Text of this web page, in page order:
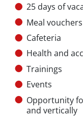
25 days of
Meal vouchers
Cafeteria
Health and
Trainings
Events
Opportunity
and vertically